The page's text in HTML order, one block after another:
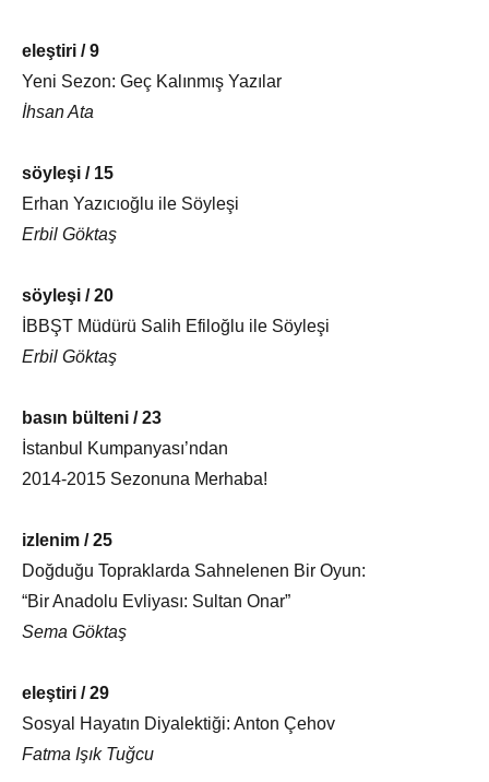
eleştiri / 9
Yeni Sezon: Geç Kalınmış Yazılar
İhsan Ata
söyleşi / 15
Erhan Yazıcıoğlu ile Söyleşi
Erbil Göktaş
söyleşi / 20
İBBŞT Müdürü Salih Efiloğlu ile Söyleşi
Erbil Göktaş
basın bülteni / 23
İstanbul Kumpanyası’ndan
2014-2015 Sezonuna Merhaba!
izlenim / 25
Doğduğu Topraklarda Sahnelenen Bir Oyun:
“Bir Anadolu Evliyası: Sultan Onar”
Sema Göktaş
eleştiri / 29
Sosyal Hayatın Diyalektiği: Anton Çehov
Fatma Işık Tuğcu